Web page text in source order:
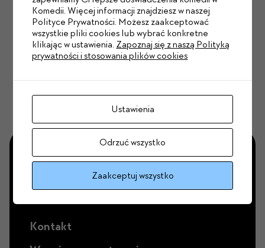
Zapisz się
Więcej
Kontakt
Komedii. Więcej informacji znajdziesz w naszej
Polityce Prywatności. Możesz zaakceptować
wszystkie pliki cookies lub wybrać konkretne
klikając w ustawienia. Zapoznaj się z naszą Polityką
prywatności i stosowania plików cookies
Ustawienia
Odrzuć wszystko
Zaakceptuj wszystko